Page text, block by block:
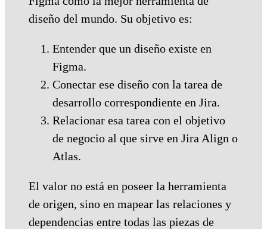
diseño del mundo. Su objetivo es:
Entender que un diseño existe en
Figma.
Conectar ese diseño con la tarea de
desarrollo correspondiente en Jira.
Relacionar esa tarea con el objetivo
de negocio al que sirve en Jira Align o
Atlas.
El valor no está en poseer la herramienta
de origen, sino en mapear las relaciones y
dependencias entre todas las piezas de